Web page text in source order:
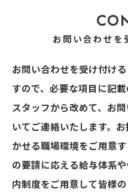
お問い合わせを
お問い合わせを受け付け
すので、必要な項目に記
スタッフから改めて、お
いてご連絡いたします。
かせる職場環境をご用意
の要請に応える給与体系
内制度をご用意して皆様